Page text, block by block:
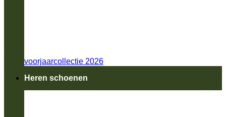
voorjaarcollectie 2026
Heren schoenen